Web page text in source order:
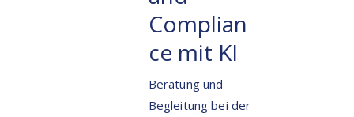
Complian
ce mit KI
Beratung und
Begleitung bei der